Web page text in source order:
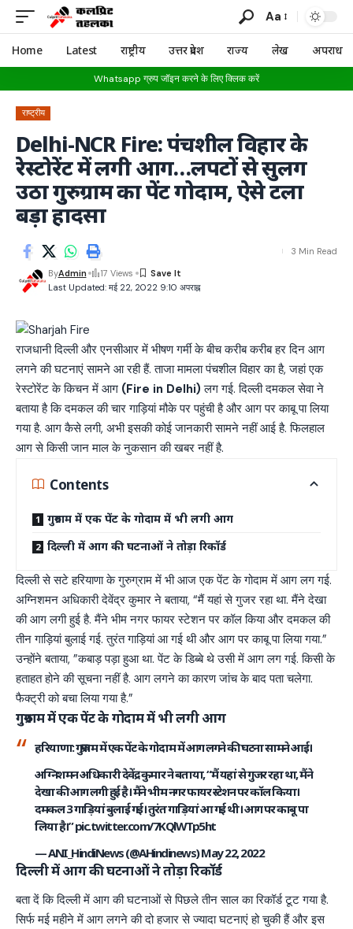
Aa
Home Latest राष्ट्रीय उत्तर प्रदेश राज्य लेख अपराध
Whatsapp ग्रुप जॉइन करने के लिए क्लिक करें
राष्ट्रीय
Delhi-NCR Fire: पंचशील विहार के
रेस्टोरेंट में लगी आग…लपटों से सुलग
उठा गुरुग्राम का पेंट गोदाम, ऐसे टला
बड़ा हादसा
Last Updated: मई 22, 2022 9:10 अपराह्न
ByAdmin 17 Views
3 Min Read
राजधानी दिल्ली और एनसीआर में भीषण गर्मी के बीच करीब करीब हर दिन आग
लगने की घटनाएं सामने आ रही हैं. ताजा मामला पंचशील विहार का है, जहां एक
रेस्टोरेंट के किचन में आग (Fire in Delhi) लग गई. दिल्ली दमकल सेवा ने
बताया है कि दमकल की चार गाड़ियां मौके पर पहुंची है और आग पर काबू पा लिया
गया है. आग कैसे लगी, अभी इसकी कोई जानकारी सामने नहीं आई है. फिलहाल
आग से किसी जान माल के नुकसान की खबर नहीं है.
Contents
गुरुग्राम में एक पेंट के गोदाम में भी लगी आग
दिल्ली में आग की घटनाओं ने तोड़ा रिकॉर्ड
दिल्ली से सटे हरियाणा के गुरुग्राम में भी आज एक पेंट के गोदाम में आग लग गई.
अग्निशमन अधिकारी देवेंद्र कुमार ने बताया, “मैं यहां से गुजर रहा था. मैंने देखा
की आग लगी हुई है. मैंने भीम नगर फायर स्टेशन पर कॉल किया और दमकल की
तीन गाड़ियां बुलाई गई. तुरंत गाड़ियां आ गई थी और आग पर काबू पा लिया गया.”
उन्होंने बताया, ”कबाड़ पड़ा हुआ था. पेंट के डिब्बे थे उसी में आग लग गई. किसी के
हताहत होने की सूचना नहीं है. आग लगने का कारण जांच के बाद पता चलेगा.
फैक्ट्री को बचा लिया गया है.”
गुरुग्राम में एक पेंट के गोदाम में भी लगी आग
हरियाणा: गुरुग्राम में एक पेंट के गोदाम में आग लगने की घटना सामने आई।
अग्निशमन अधिकारी देवेंद्र कुमार ने बताया, “मैं यहां से गुजर रहा था, मैंने
देखा की आग लगी हुई है। मैंने भीम नगर फायर स्टेशन पर कॉल किया।
दमकल 3 गाड़ियां बुलाई गई। तुरंत गाड़ियां आ गई थी। आग पर काबू पा
लिया है।”pic.twitter.com/7KQlWTp5ht
— ANI_HindiNews (@AHindinews)May 22, 2022
दिल्ली में आग की घटनाओं ने तोड़ा रिकॉर्ड
बता दें कि दिल्ली में आग की घटनाओं से पिछले तीन साल का रिकॉर्ड टूट गया है.
सिर्फ मई महीने में आग लगने की दो हजार से ज्यादा घटनाएं हो चुकी हैं और इस